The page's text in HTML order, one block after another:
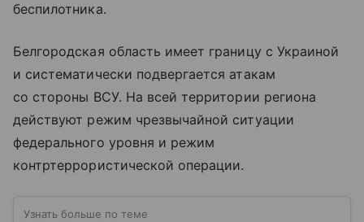
беспилотника.
Белгородская область имеет границу с Украиной
и систематически подвергается атакам
со стороны ВСУ. На всей территории региона
действуют режим чрезвычайной ситуации
федерального уровня и режим
контртеррористической операции.
Узнать больше по теме